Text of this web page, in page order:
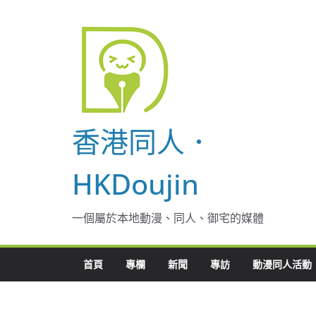
香港同人．
HKDoujin
一個屬於本地動漫、同人、御宅的媒體
首頁 專欄 新聞 專訪 動漫同人活動